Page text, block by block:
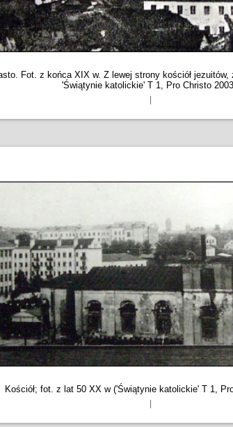
Fot. z końca XIX w. Z lewej strony kościół
'Świątynie katolickie' T 1, Pro Christo
Kościół; fot. z lat 50 XX w ('Świątynie katolickie' T 1,